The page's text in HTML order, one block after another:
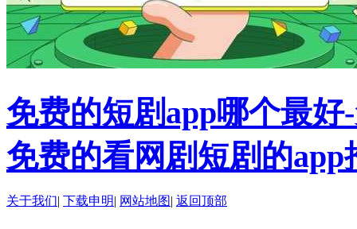
免费的短剧app哪个最
免费的看网剧短剧的app
关于我们| 下载申明| 网站地图| 返回顶部